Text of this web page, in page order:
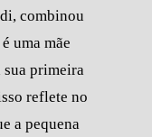
combinou
uma mãe
sua primeira
reflete no
a pequena